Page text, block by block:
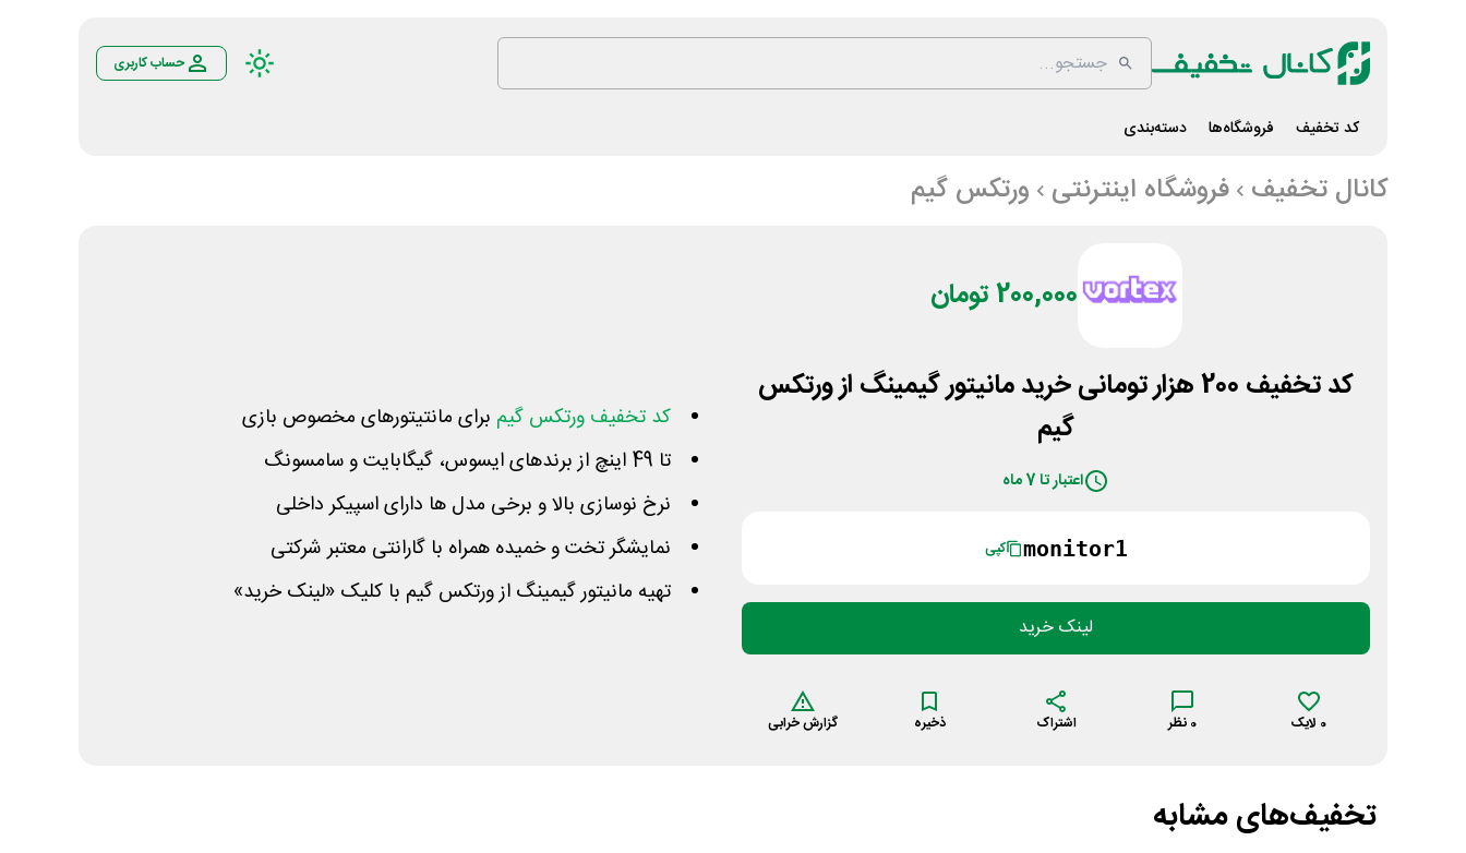
حساب کاربری
کد تخفیف فروشگاه‌ها دسته‌بندی
کانال تخفیف فروشگاه اینترنتی ورتکس گیم
200,000 تومان
کد تخفیف 200 هزار تومانی خرید مانیتور گیمینگ از ورتکس
گیم
اعتبار تا 7 ماه
monitor1 کپی
لینک خرید
0 لایک 0 نظر اشتراک ذخیره گزارش خرابی
کد تخفیف ورتکس گیم برای مانتیتورهای مخصوص بازی
تا 49 اینچ از برندهای ایسوس، گیگابایت و سامسونگ
نرخ نوسازی بالا و برخی مدل ها دارای اسپیکر داخلی
نمایشگر تخت و خمیده همراه با گارانتی معتبر شرکتی
تهیه مانیتور گیمینگ از ورتکس گیم با کلیک «لینک خرید»
تخفیف‌های مشابه